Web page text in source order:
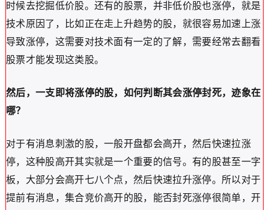
时候去挖掘低价股。还有的股票，并非低价股也涨停，就是
技术原因了，比如正在走上升趋势的股，就很容易加速上涨
导致涨停，这需要对技术面有一定的了解，需要经常去翻看
股票才能发现这类股。
然后，一支即将涨停的股，如何判断其会涨停封死，迹象在
哪？
对于有消息刺激的股，一般开盘都会高开，然后快速拉涨
停，这种股高开其实就是一个重要的信号。有的股甚至一字
板，大部分会高开七八个点，然后快速拉升涨停。所以对于
提前有消息，集合竞价高开的股，能否封死涨停很简单，开